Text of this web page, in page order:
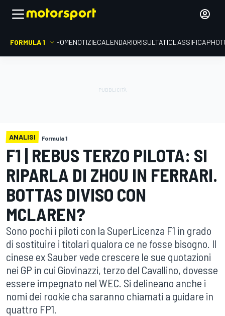
FORMULA 1 HOMENOTIZIECALENDARIORISULTATICLASSIFICA
ANALISI Formula 1
F1 | REBUS TERZO PILOTA: SI
RIPARLA DI ZHOU IN FERRARI.
BOTTAS DIVISO CON
MCLAREN?
Sono pochi i piloti con la SuperLicenza F1 in grado
di sostituire i titolari qualora ce ne fosse bisogno. Il
cinese ex Sauber vede crescere le sue quotazioni
nei GP in cui Giovinazzi, terzo del Cavallino, dovesse
essere impegnato nel WEC. Si delineano anche i
nomi dei rookie cha saranno chiamati a guidare in
quattro FP1.